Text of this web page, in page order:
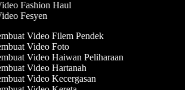
Fashion Haul
Fesyen
Video Filem Pendek
Video Foto
Video Haiwan Peliharaan
Video Hartanah
Video Kecergasan